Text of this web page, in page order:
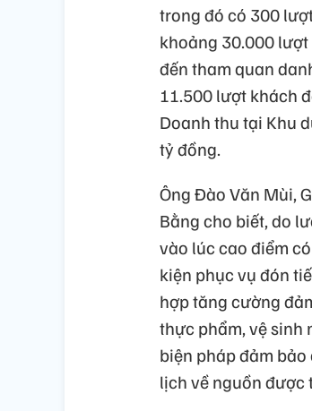
trong đó có 300
khoảng 30.000
đến tham quan
11.500 lượt khách
Doanh thu tại Khu
tỷ đồng.
Ông Đào Văn Mùi,
Bằng cho biết, do
vào lúc cao điểm
kiện phục vụ đón
hợp tăng cường
thực phẩm, vệ sinh
biện pháp đảm
lịch về nguồn được